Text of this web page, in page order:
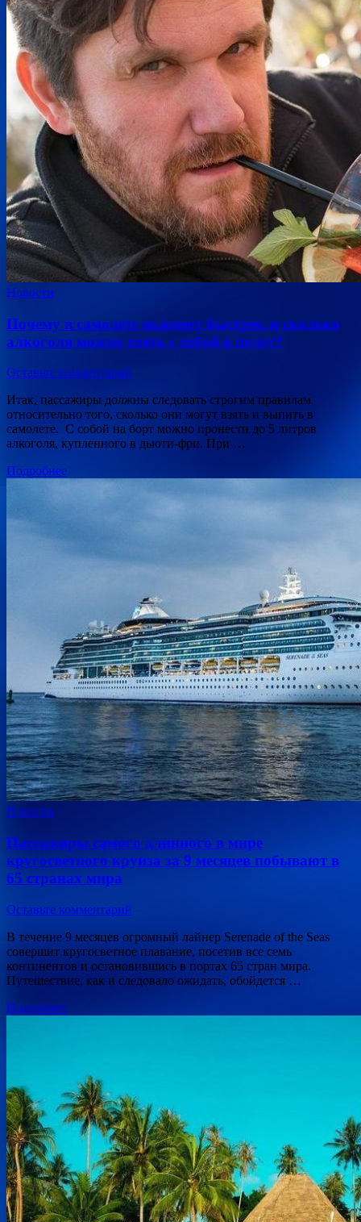
Новости
Почему в самолете пьянеют быстрее, и сколько
алкоголя можно взять с собой в полет?
Оставьте комментарий
Итак, пассажиры должны следовать строгим правилам
относительно того, сколько они могут взять и выпить в
самолете. С собой на борт можно пронести до 5 литров
алкоголя, купленного в дьюти-фри. При …
Подробнее
Новости
Пассажиры самого длинного в мире
кругосветного круиза за 9 месяцев побывают в
65 странах мира
Оставьте комментарий
В течение 9 месяцев огромный лайнер Serenade of the Seas
совершит кругосветное плавание, посетив все семь
континентов и остановившись в портах 65 стран мира.
Путешествие, как и следовало ожидать, обойдется …
Подробнее